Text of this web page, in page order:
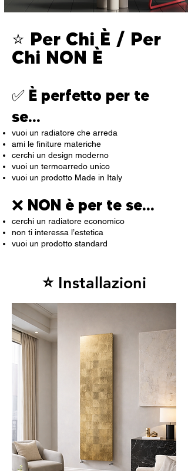
⭐ Per Chi È / Per
Chi NON È
✅ È perfetto per te
se…
vuoi un radiatore che arreda
ami le finiture materiche
cerchi un design moderno
vuoi un termoarredo unico
vuoi un prodotto Made in Italy
❌ NON è per te se…
cerchi un radiatore economico
non ti interessa l’estetica
vuoi un prodotto standard
​⭐ Installazioni